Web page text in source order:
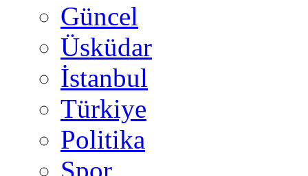
Güncel
Üsküdar
İstanbul
Türkiye
Politika
Spor